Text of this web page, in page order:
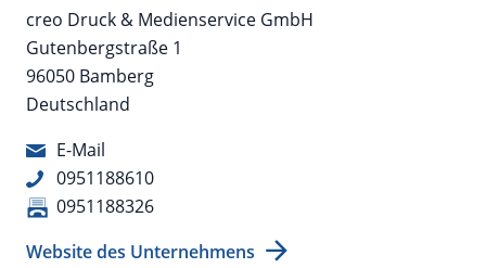
creo Druck & Medienservice GmbH
Gutenbergstraße 1
96050 Bamberg
Deutschland
E-Mail
0951188610
0951188326
Website des Unternehmens